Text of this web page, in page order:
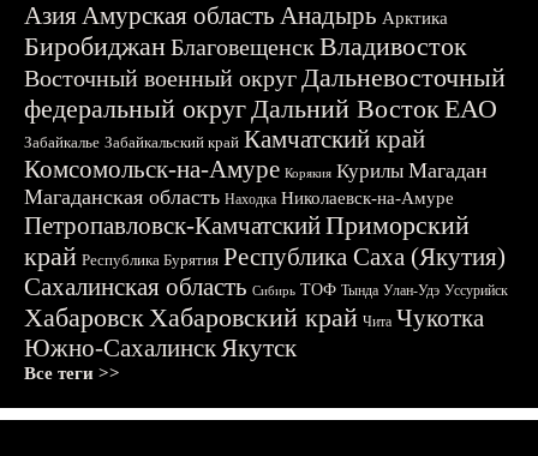
АзияАмурская область Анадырь Арктика
БиробиджанБлаговещенскВладивосток
Восточный военный округДальневосточный
федеральный округДальний ВостокЕАО
Забайкалье Забайкальский край Камчатский край
Комсомольск-на-Амуре Корякия Курилы Магадан
Магаданская область Находка Николаевск-на-Амуре
Петропавловск-КамчатскийПриморский
край Республика Бурятия Республика Саха (Якутия)
Сахалинская область Сибирь ТОФ Тында Улан-Удэ Уссурийск
ХабаровскХабаровский край Чита Чукотка
Южно-СахалинскЯкутск
Все теги >>